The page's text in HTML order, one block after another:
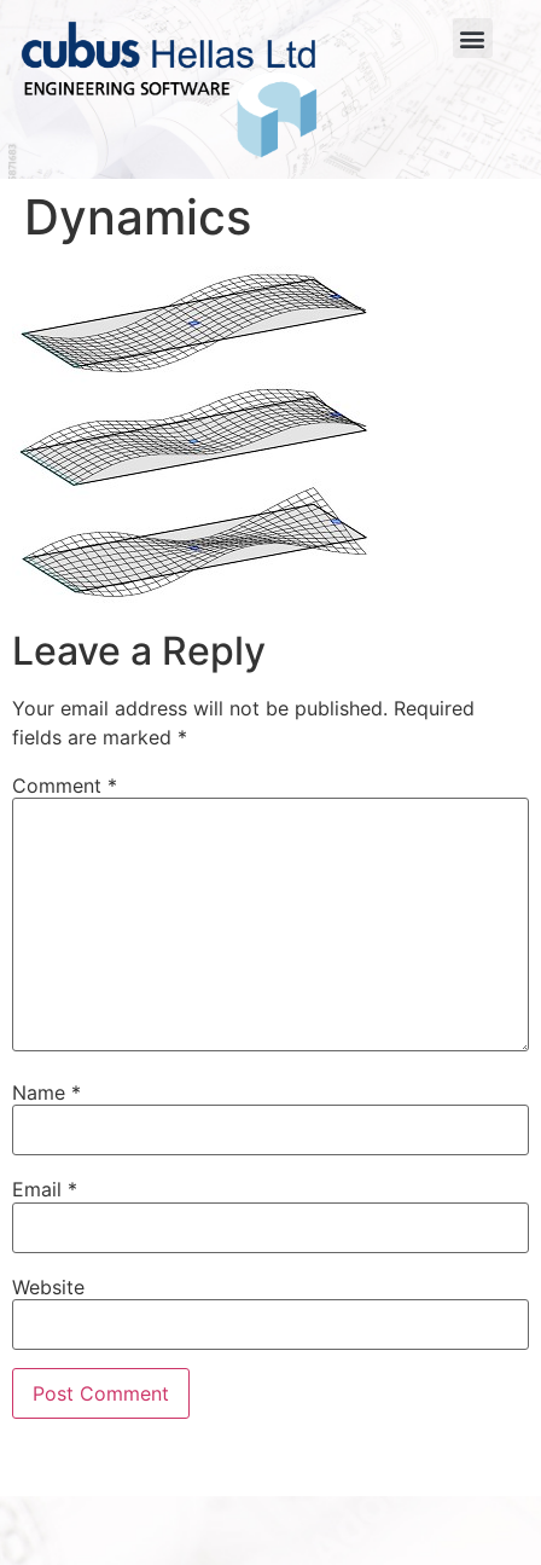
Dynamics
Leave a Reply
Your email address will not be published. Required
fields are marked *
Comment *
Name *
Email *
Website